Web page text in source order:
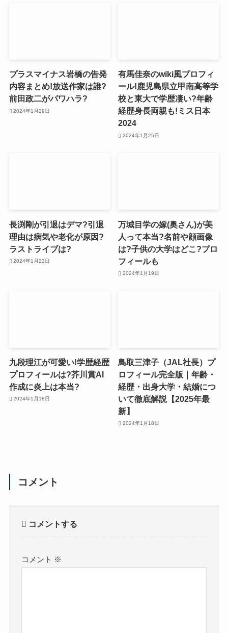
プラスマイナス岩橋の告発
内容まとめ!放送作家は誰?
前田政二がパワハラ?
2024年1月29日
有馬佳奈のwiki風プロフィ
ール!鹿児島県立甲南高等学
校と東大で学歴凄い?年齢
経歴身長両親も!ミス日本
2024
2024年1月25日
長渕剛が引退はデマ?引退
理由は病気や老化が原因?
ラストライブは?
2024年1月22日
万城目学の嫁(奥さん)が美
人って本当?名前や顔画像
は?子供の大学はどこ?プロ
フィールも
2024年1月19日
九段理江が可愛い!学歴経歴
プロフィールは?芥川賞AI
作成に炎上は本当?
2024年1月18日
鳥取三津子（JAL社長）プ
ロフィール完全版｜年齢・
経歴・出身大学・結婚につ
いて徹底解説【2025年最
新】
2024年1月18日
コメント
コメントする
コメント ※